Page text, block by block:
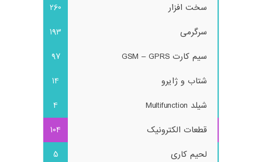
سخت افزار
260
سرگرمی
193
سیم کارت GSM – GPRS
97
شتاب و ژایرو
14
شیلد Multifunction
4
قطعات الکترونیک
104
لحیم کاری
5